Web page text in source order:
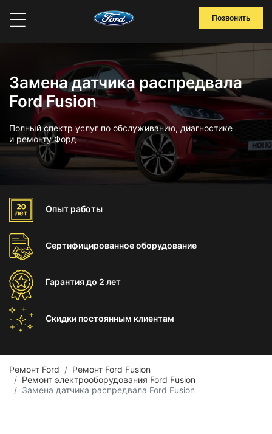
Позвонить
Замена датчика распредвала
Ford Fusion
Полный спектр услуг по обслуживанию, диагностике
и ремонту Форд
Опыт работы
Сертифицированноеоборудование
Гарантиядо 2 лет
Скидки постоянным клиентам
Ремонт Ford
Ремонт Ford Fusion
Ремонт электрооборудования Ford Fusion
Замена датчика распредвала Ford Fusion